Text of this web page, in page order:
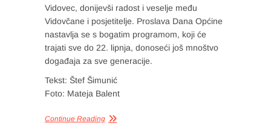
Vidovec, donijevši radost i veselje među
Vidovčane i posjetitelje. Proslava Dana Općine
nastavlja se s bogatim programom, koji će
trajati sve do 22. lipnja, donoseći još mnoštvo
događaja za sve generacije.
Tekst: Štef Šimunić
Foto: Mateja Balent
Continue Reading